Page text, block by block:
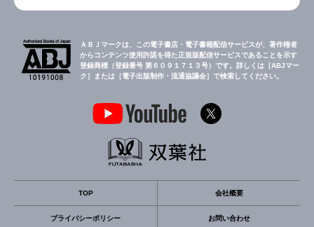
ＡＢＪマークは、この電子書店・電子書籍配信サービスが、著作権者
からコンテンツ使用許諾を得た正規版配信サービスであることを示す
登録商標（登録番号 第６０９１７１３号）です。詳しくは［ABJマー
ク］または［電子出版制作・流通協議会］で検索してください。
TOP 会社概要
プライバシーポリシー お問い合わせ